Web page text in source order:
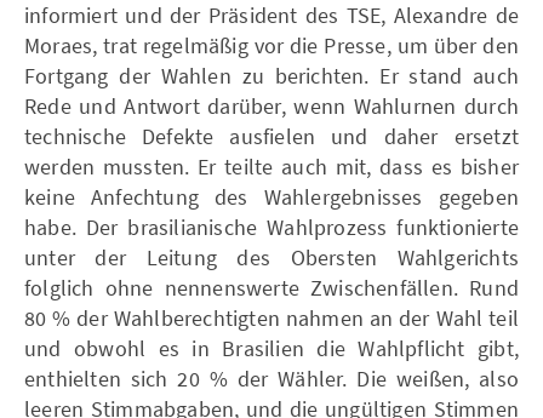
informiert und der Präsident des TSE, Alexandre de
Moraes, trat regelmäßig vor die Presse, um über den
Fortgang der Wahlen zu berichten. Er stand auch
Rede und Antwort darüber, wenn Wahlurnen durch
technische Defekte ausfielen und daher ersetzt
werden mussten. Er teilte auch mit, dass es bisher
keine Anfechtung des Wahlergebnisses gegeben
habe. Der brasilianische Wahlprozess funktionierte
unter der Leitung des Obersten Wahlgerichts
folglich ohne nennenswerte Zwischenfällen. Rund
80 % der Wahlberechtigten nahmen an der Wahl teil
und obwohl es in Brasilien die Wahlpflicht gibt,
enthielten sich 20 % der Wähler. Die weißen, also
leeren Stimmabgaben, und die ungültigen Stimmen